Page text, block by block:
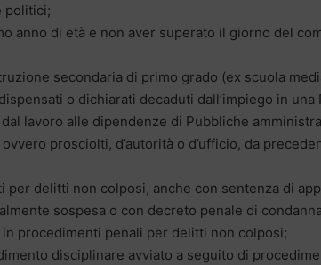
politici;
anno di età e non aver superato il giorno del
secondaria di primo grado (ex scuola
o dichiarati decaduti dall’impiego in una
lavoro alle dipendenze di Pubbliche
prosciolti, d’autorità o d’ufficio, da
per delitti non colposi, anche con sentenza di
sospesa o con decreto penale di
procedimenti penali per delitti non colposi;
disciplinare avviato a seguito di